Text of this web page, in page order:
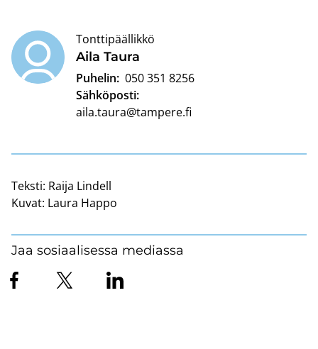
Aila Taura
Tonttipäällikkö
Puhelin: 050 351 8256
Sähköposti:
aila.taura@tampere.fi
Teksti: Raija Lindell
Kuvat: Laura Happo
Jaa sosiaalisessa mediassa